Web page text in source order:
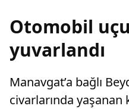
Otomobil
yuvarlandı
Manavgat’a bağlı
civarlarında yaşanan